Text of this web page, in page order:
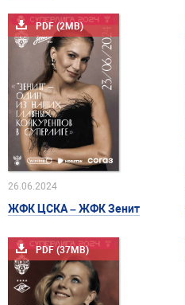
PDF (2MB)
26.06.2024
ЖФК ЦСКА – ЖФК Зенит
PDF (37MB)